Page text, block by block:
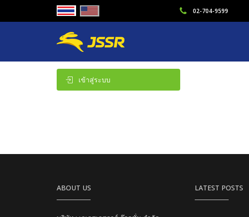
02-704-9599
เข้าสู่ระบบ
ABOUT US LATEST POSTS